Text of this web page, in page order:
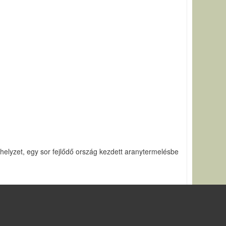
egy sor fejlődő ország kezdett aranytermelésbe